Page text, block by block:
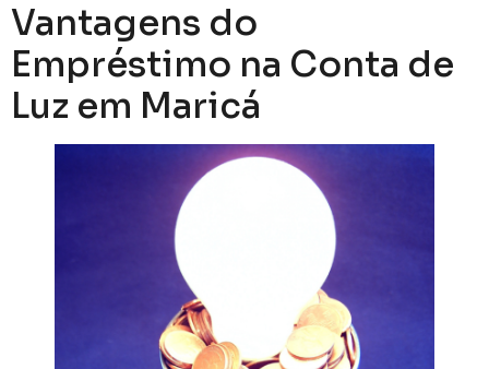
Vantagens do
Empréstimo na Conta de
Luz em Maricá